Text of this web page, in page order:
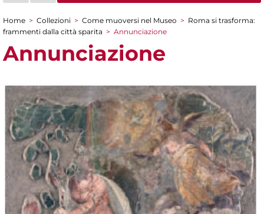
Tu sei qui
Home > Collezioni > Come muoversi nel Museo > Roma si trasforma:
frammenti dalla città sparita > Annunciazione
Annunciazione